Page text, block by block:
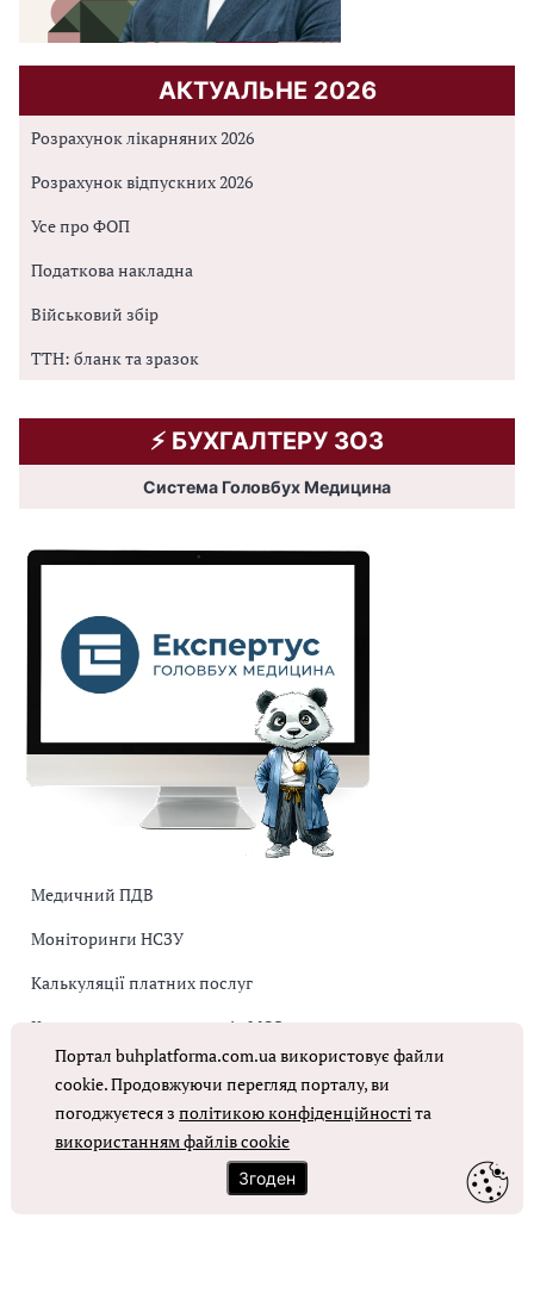
АКТУАЛЬНЕ 2026
Розрахунок лікарняних 2026
Розрахунок відпускних 2026
Усе про ФОП
Податкова накладна
Військовий збір
ТТН: бланк та зразок
⚡️ БУХГАЛТЕРУ ЗОЗ
Система Головбух Медицина
Медичний ПДВ
Моніторинги НСЗУ
Калькуляції платних послуг
Коригувальна накладна від МОЗ
Оплата праці в КНП
ОТРИМАТИ ДОСТУП
Портал buhplatforma.com.ua використовує файли
cookie. Продовжуючи перегляд порталу, ви
погоджуєтеся зполітикою конфіденційностіта
використанням файлів cookie
Згоден